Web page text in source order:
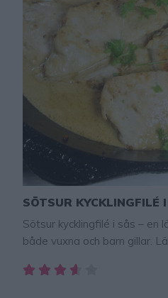
SÖTSUR KYCKLINGFILÉ
Sötsur kycklingfilé i sås –
både vuxna och barn gillar.
vispgrädde gör såsen allra